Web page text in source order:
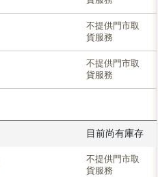
不提供門市取
貨服務
不提供門市取
貨服務
目前尚有庫存
不提供門市取
貨服務